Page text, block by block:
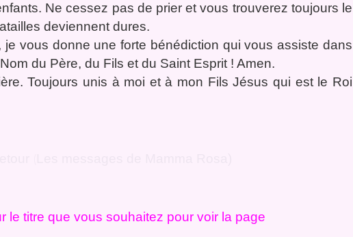
Ne cessez pas de prier et vous trouverez toujours le
deviennent dures.
je vous donne une forte bénédiction qui vous assiste dans
du Père, du Fils et du Saint Esprit ! Amen.
Toujours unis à moi et à mon Fils Jésus qui est le Roi
le titre que vous souhaitez pour voir la page